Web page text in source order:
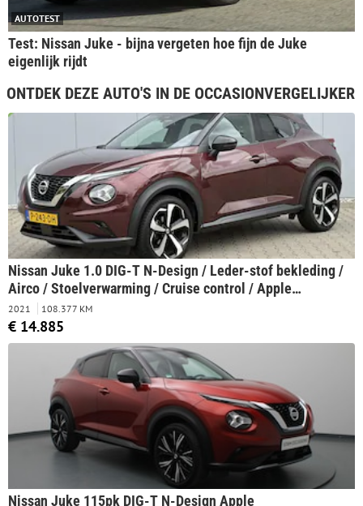
AUTOTEST
Test: Nissan Juke - bijna vergeten hoe fijn de Juke
eigenlijk rijdt
ONTDEK DEZE AUTO'S IN DE OCCASIONVERGELIJKER
Nissan Juke 1.0 DIG-T N-Design / Leder-stof bekleding /
Airco / Stoelverwarming / Cruise control / Apple
Carplay/Android Auto / Navigatie /
2021 108.377 KM
€ 14.885
Nissan Juke 115pk DIG-T N-Design Apple